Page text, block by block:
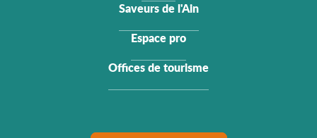
Saveurs de l'Ain
Espace pro
Offices de tourisme